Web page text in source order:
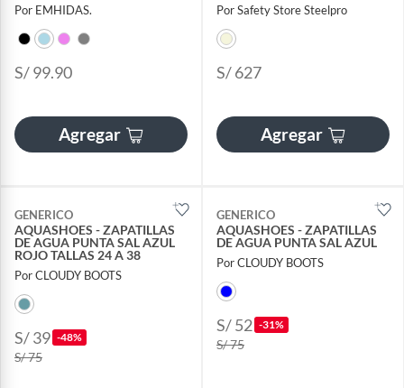
Por EMHIDAS.
S/ 99.90
Agregar
Por Safety Store Steelpro
S/ 627
Agregar
GENERICO
AQUASHOES - ZAPATILLAS
DE AGUA PUNTA SAL AZUL
ROJO TALLAS 24 A 38
Por CLOUDY BOOTS
S/ 39 -48%
S/ 75
GENERICO
AQUASHOES - ZAPATILLAS
DE AGUA PUNTA SAL AZUL
Por CLOUDY BOOTS
S/ 52 -31%
S/ 75